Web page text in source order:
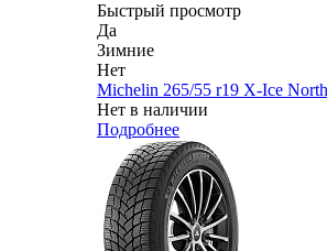
Быстрый просмотр
Да
Зимние
Нет
Michelin 265/55 r19 X-Ice
Нет в наличии
Подробнее